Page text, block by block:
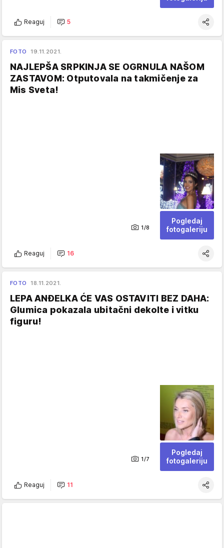
Reaguj 5
FOTO 19.11.2021.
NAJLEPŠA SRPKINJA SE OGRNULA NAŠOM
ZASTAVOM: Otputovala na takmičenje za
Mis Sveta!
1/8
Pogledaj
fotogaleriju
Reaguj 16
FOTO 18.11.2021.
LEPA ANĐELKA ĆE VAS OSTAVITI BEZ DAHA:
Glumica pokazala ubitačni dekolte i vitku
figuru!
1/7
Pogledaj
fotogaleriju
Reaguj 11